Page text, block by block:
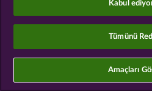
Kabul
Tümünü
Amaçları